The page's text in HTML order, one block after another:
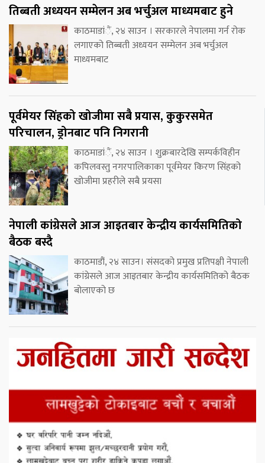
तिब्बती अध्ययन सम्मेलन अब भर्चुअल माध्यमबाट हुने
काठमाडांैं, २४ साउन । सरकारले नेपालमा गर्न रोक
लगाएको तिब्बती अध्ययन सम्मेलन अब भर्चुअल
माध्यमबाट
पूर्वमेयर सिंहको खोजीमा सबै प्रयास, कुकुरसमेत
परिचालन, ड्रोनबाट पनि निगरानी
काठमाडांैं, २४ साउन । शुक्रबारदेखि सम्पर्कविहीन
कपिलवस्तु नगरपालिकाका पूर्वमेयर किरण सिंहको
खोजीमा प्रहरीले सबै प्रयसा
नेपाली कांग्रेसले आज आइतबार केन्द्रीय कार्यसमितिको
बैठक बस्दै
काठमाडौं, २४ साउन। संसदको प्रमुख प्रतिपक्षी नेपाली
कांग्रेसले आज आइतबार केन्द्रीय कार्यसमितिको बैठक
बोलाएको छ